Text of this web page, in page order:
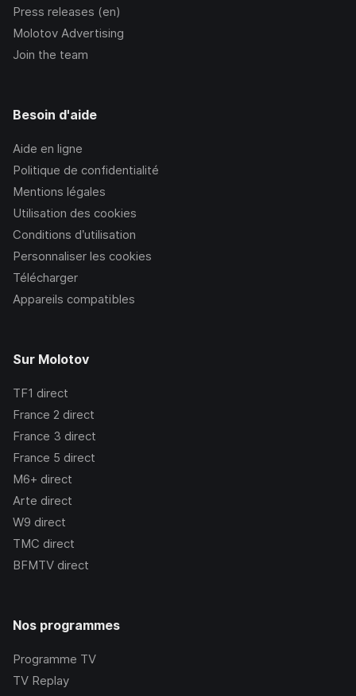
Press releases (en)
Molotov Advertising
Join the team
Besoin d'aide
Aide en ligne
Politique de confidentialité
Mentions légales
Utilisation des cookies
Conditions d’utilisation
Personnaliser les cookies
Télécharger
Appareils compatibles
Sur Molotov
TF1 direct
France 2 direct
France 3 direct
France 5 direct
M6+ direct
Arte direct
W9 direct
TMC direct
BFMTV direct
Nos programmes
Programme TV
TV Replay